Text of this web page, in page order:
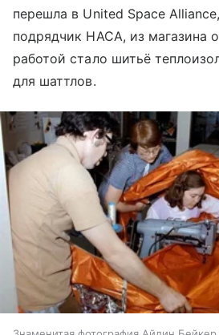
перешла в United Space
подрядчик НАСА, из магазина
работой стало шитьё
для шаттлов.